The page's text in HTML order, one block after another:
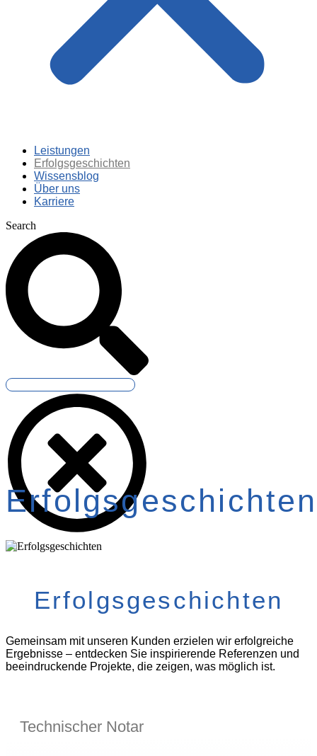
Leistungen
Erfolgsgeschichten
Wissensblog
Über uns
Karriere
Search
Erfolgsgeschichten
Erfolgsgeschichten
Gemeinsam mit unseren Kunden erzielen wir erfolgreiche
Ergebnisse – entdecken Sie inspirierende Referenzen und
beeindruckende Projekte, die zeigen, was möglich ist.
Technischer Notar